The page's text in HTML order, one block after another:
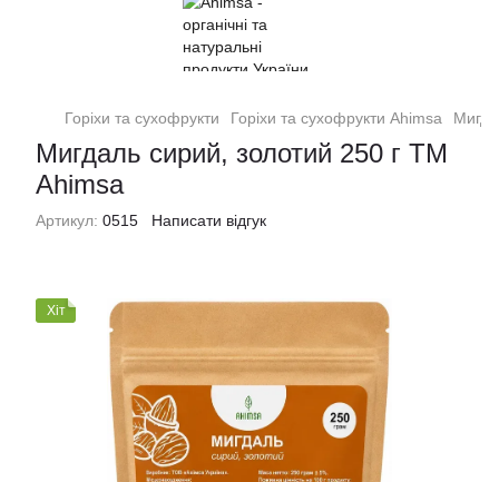
Горіхи та сухофрукти Горіхи та сухофрукти Ahimsa
Мигдаль сирий, золотий 250 г ТМ
Ahimsa
Артикул: 0515 Написати відгук
Хіт